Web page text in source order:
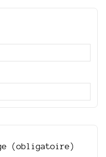
(obligatoire)